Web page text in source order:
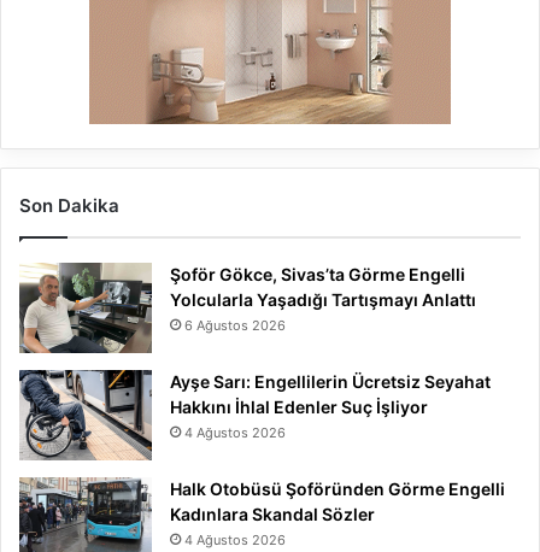
Son Dakika
Şoför Gökce, Sivas’ta Görme Engelli
Yolcularla Yaşadığı Tartışmayı Anlattı
6 Ağustos 2026
Ayşe Sarı: Engellilerin Ücretsiz Seyahat
Hakkını İhlal Edenler Suç İşliyor
4 Ağustos 2026
Halk Otobüsü Şoföründen Görme Engelli
Kadınlara Skandal Sözler
4 Ağustos 2026